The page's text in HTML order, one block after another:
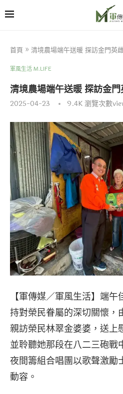
首頁 » 清境農場端午送暖 探訪金門英
軍風生活 M.LIFE
清境農場端午送暖 探訪金
2025-04-23 9.4K瀏覽次數
【軍傳媒／軍風生活】端
持對榮民眷屬的深切關懷，
親訪榮民林翠金婆婆，送上
並聆聽她那段在八二三砲戰
夜間籌組合唱團以歌聲激勵
動容。